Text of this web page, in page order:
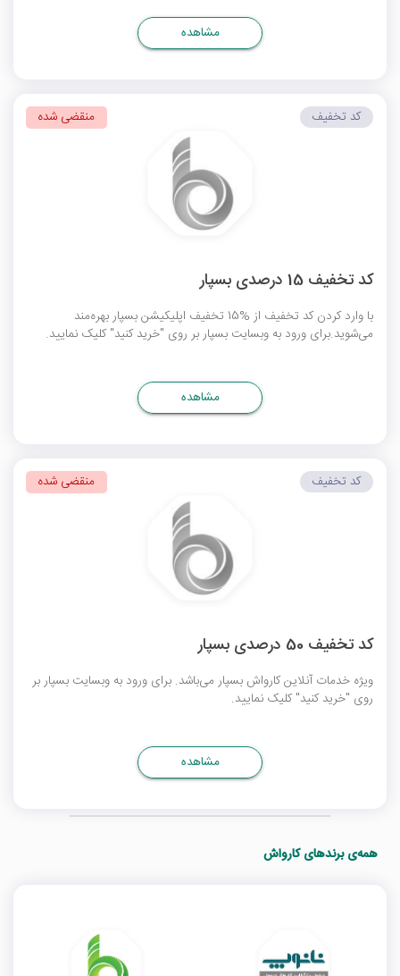
مشاهده
کد تخفیف 15 درصدی بسپار
با وارد کردن کد تخفیف از %15 تخفیف اپلیکیشن بسپار بهره‌مند
می‌شوید.برای ورود به وبسایت بسپار بر روی "خرید کنید" کلیک نمایید.
کد تخفیف منقضی شده
مشاهده
کد تخفیف 50 درصدی بسپار
ویژه خدمات آنلاین کارواش بسپار می‌باشد. برای ورود به وبسایت بسپار بر
روی "خرید کنید" کلیک نمایید.
کد تخفیف منقضی شده
مشاهده
همه‌ی برندهای کارواش